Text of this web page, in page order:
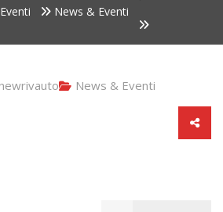
News & Eventi
newrivauto News & Eventi